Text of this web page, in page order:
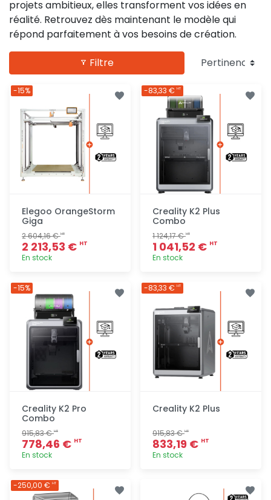
projets ambitieux, elles transforment vos idées en
réalité. Retrouvez dès maintenant le modèle qui
répond parfaitement à vos besoins de création.
Filtre
Elegoo OrangeStorm
Giga
2 604,16 €HT
2 213,53 € HT
En stock
rapide
-15%
Creality K2 Plus
Combo
1 124,17 €HT
1 041,52 € HT
En stock
-83,33 € HT
Creality K2 Pro
Combo
915,83 €HT
778,46 € HT
En stock
rapide
-15%
Creality K2 Plus
915,83 €HT
833,19 € HT
En stock
rapide
-83,33 € HT
-250,00 € HT